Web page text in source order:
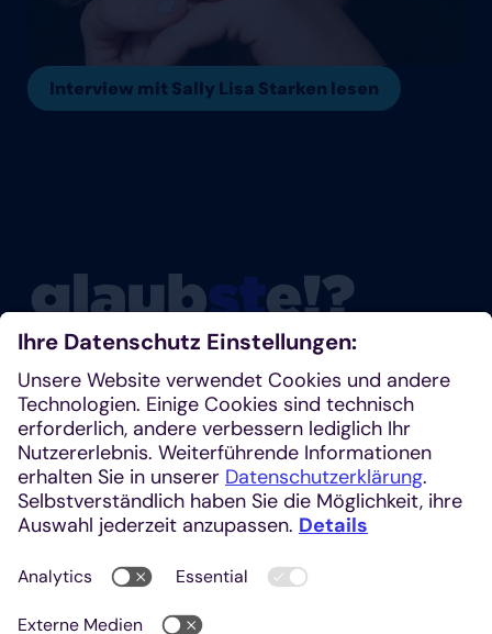
Interview mit Sally Lisa Starken lesen
Glaubste nicht? Dann schau mal rein!
Klosterplatz 7, 52062 Aachen
+49 241 1685-242 (Redaktion)
kirchenzeitung@einhardverlag.de